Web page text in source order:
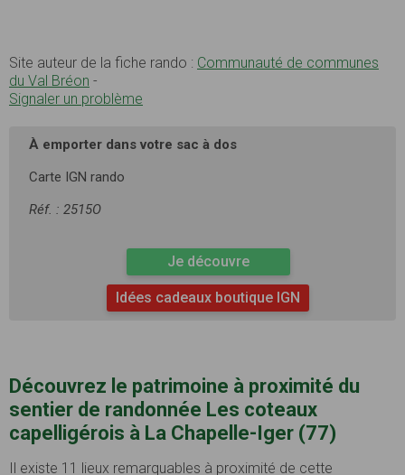
Site auteur de la fiche rando : Communauté de communes
du Val Bréon -
Signaler un problème
À emporter dans votre sac à dos
Carte IGN rando
Réf. : 2515O
Je découvre
Idées cadeaux boutique IGN
Découvrez le patrimoine à proximité du
sentier de randonnée Les coteaux
capelligérois à La Chapelle-Iger (77)
Il existe 11 lieux remarquables à proximité de cette